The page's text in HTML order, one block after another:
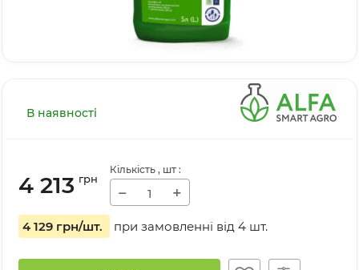
В наявності
4 213 грн
Кількість , шт :
− +
4 129 грн/шт. при замовленні від 4 шт.